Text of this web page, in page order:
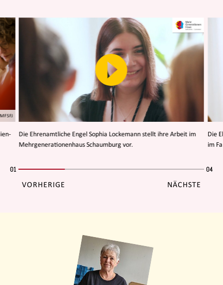
Die Ehrenamtliche Engel Sophia Lockemann stellt ihre Arbeit im
Mehrgenerationenhaus Schaumburg vor.
Die
im
01 04
VORHERIGE NÄCHSTE